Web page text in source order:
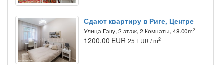
Сдают квартиру в Риге, Центре
Улица Гану, 2 этаж, 2 Комнаты, 48.00m2
1200.00 EUR 25 EUR / m2